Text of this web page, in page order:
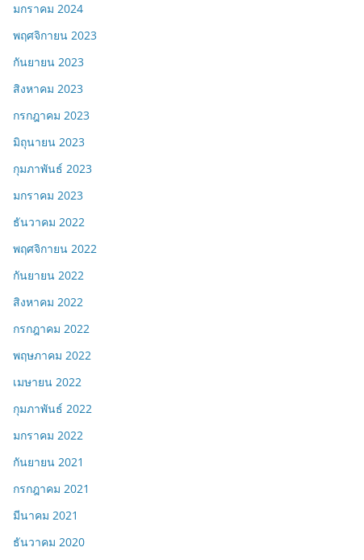
มกราคม 2024
พฤศจิกายน 2023
กันยายน 2023
สิงหาคม 2023
กรกฎาคม 2023
มิถุนายน 2023
กุมภาพันธ์ 2023
มกราคม 2023
ธันวาคม 2022
พฤศจิกายน 2022
กันยายน 2022
สิงหาคม 2022
กรกฎาคม 2022
พฤษภาคม 2022
เมษายน 2022
กุมภาพันธ์ 2022
มกราคม 2022
กันยายน 2021
กรกฎาคม 2021
มีนาคม 2021
ธันวาคม 2020